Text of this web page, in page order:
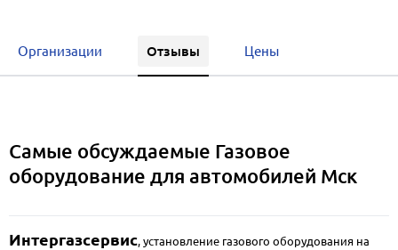
Организации Отзывы Цены
Самые обсуждаемые Газовое
оборудование для автомобилей Мск
Интергазсервис,установление газового оборудования на